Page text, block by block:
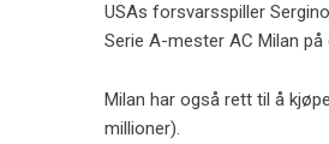
USAs forsvarsspiller
Serie A-mester AC Milan
Milan har også rett til å
millioner).